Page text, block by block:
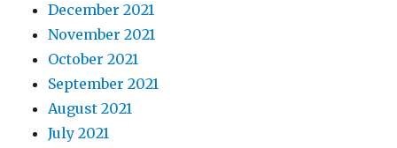
December 2021
November 2021
October 2021
September 2021
August 2021
July 2021